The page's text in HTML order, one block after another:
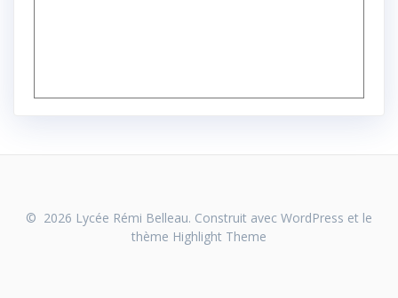
© 2026 Lycée Rémi Belleau. Construit avec WordPress et le
thème Highlight Theme